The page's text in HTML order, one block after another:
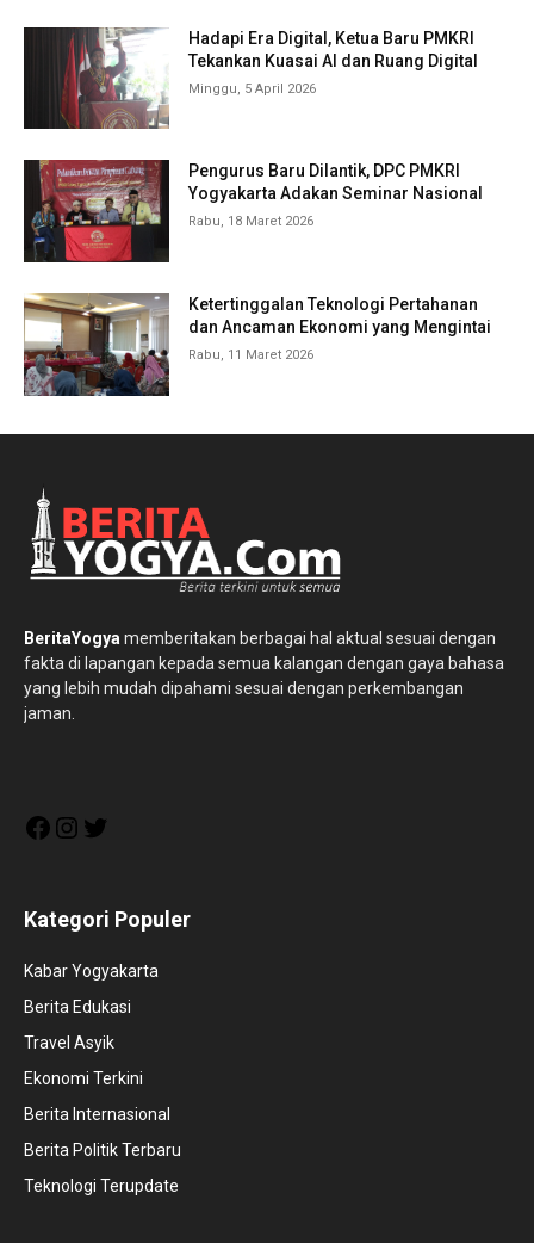
Hadapi Era Digital, Ketua Baru PMKRI
Tekankan Kuasai AI dan Ruang Digital
Minggu, 5 April 2026
Pengurus Baru Dilantik, DPC PMKRI
Yogyakarta Adakan Seminar Nasional
Rabu, 18 Maret 2026
Ketertinggalan Teknologi Pertahanan
dan Ancaman Ekonomi yang Mengintai
Rabu, 11 Maret 2026
BeritaYogya memberitakan berbagai hal aktual sesuai dengan
fakta di lapangan kepada semua kalangan dengan gaya bahasa
yang lebih mudah dipahami sesuai dengan perkembangan
jaman.
FacebookInstagram
Kategori Populer
Kabar Yogyakarta
Berita Edukasi
Travel Asyik
Ekonomi Terkini
Berita Internasional
Berita Politik Terbaru
Teknologi Terupdate